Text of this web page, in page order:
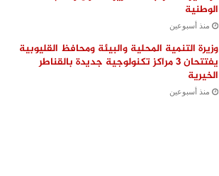
الوطنية
منذ أسبوعين
وزيرة التنمية المحلية والبيئة ومحافظ القليوبية
يفتتحان 3 مراكز تكنولوجية جديدة بالقناطر
الخيرية
منذ أسبوعين